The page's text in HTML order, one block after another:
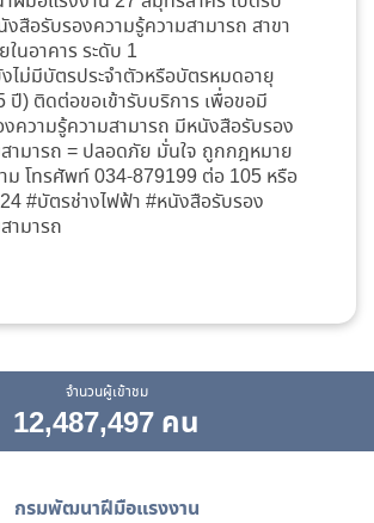
สือรับรองความรู้ความสามารถ สาขา
ในอาคาร ระดับ 1
ไม่มีบัตรประจำตัวหรือบัตรหมดอายุ
ปี) ติดต่อขอเข้ารับบริการ เพื่อขอมี
ความรู้ความสามารถ มีหนังสือรับรอง
ามารถ = ปลอดภัย มั่นใจ ถูกกฎหมาย
โทรศัพท์ 034-879199 ต่อ 105 หรือ
#บัตรช่างไฟฟ้า #หนังสือรับรอง
ามารถ
จำนวนผู้เข้าชม
12,487,497 คน
กรมพัฒนาฝีมือแรงงาน